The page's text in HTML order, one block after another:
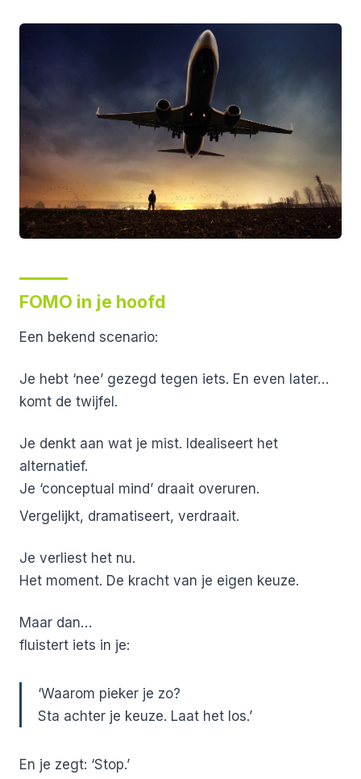
FOMO in je hoofd
Een bekend scenario:
Je hebt ‘nee’ gezegd tegen iets. En even later…
komt de twijfel.
Je denkt aan wat je mist. Idealiseert het
alternatief.
Je ‘conceptual mind’ draait overuren.
Vergelijkt, dramatiseert, verdraait.
Je verliest het nu.
Het moment. De kracht van je eigen keuze.
Maar dan…
fluistert iets in je:
‘Waarom pieker je zo?
Sta achter je keuze. Laat het los.’
En je zegt: ‘Stop.’